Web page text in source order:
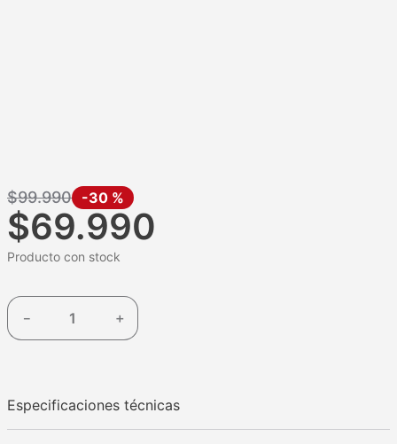
$99.990 -30 %
$69.990
Producto con stock
＋
－
Especificaciones técnicas